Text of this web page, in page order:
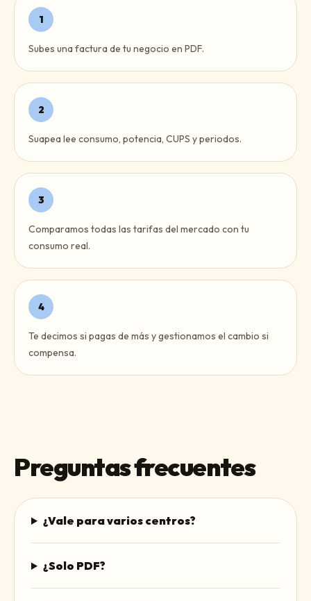
1
Subes una factura de tu negocio en PDF.
2
Suapea lee consumo, potencia, CUPS y periodos.
3
Comparamos todas las tarifas del mercado con tu
consumo real.
4
Te decimos si pagas de más y gestionamos el cambio si
compensa.
Preguntas frecuentes
¿Vale para varios centros?
¿Solo PDF?